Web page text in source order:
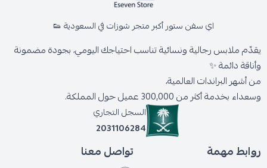
اي سفن ستور أكبر متجر شوزات في السعودية 👟
يقدّم ملابس رجالية ونسائية تناسب احتياجك اليومي، بجودة مضمونة
وأناقة دائمة ✨
من أشهر البراندات العالمية،
وسعداء بخدمة أكثر من 300,000 عميل حول المملكة.
السجل التجاري
2031106284
روابط مهمة تواصل معنا